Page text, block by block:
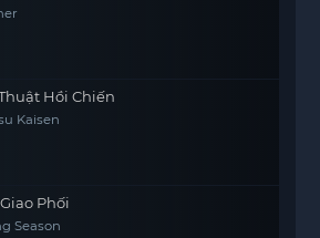
Hồi Chiến
Kaisen
Phối
Season